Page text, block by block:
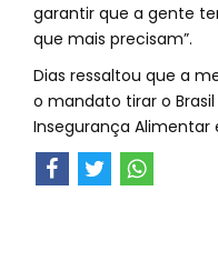
garantir que a gente
que mais precisam”.
Dias ressaltou que a
o mandato tirar o
Insegurança Alimentar